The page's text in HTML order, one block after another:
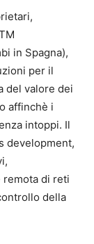
in Spagna),
per il
del valore dei
affinchè i
intoppi. Il
development,
remota di reti
della